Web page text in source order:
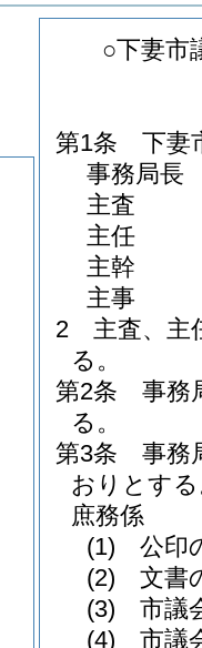
○下妻市
第1条
下妻
事務局長
主査
主任
主幹
主事
2
主査、主
る。
第2条
事務
る。
第3条
事務
おりとす
庶務係
(1) 公印
(2) 文書
(3) 市議
(4) 市議